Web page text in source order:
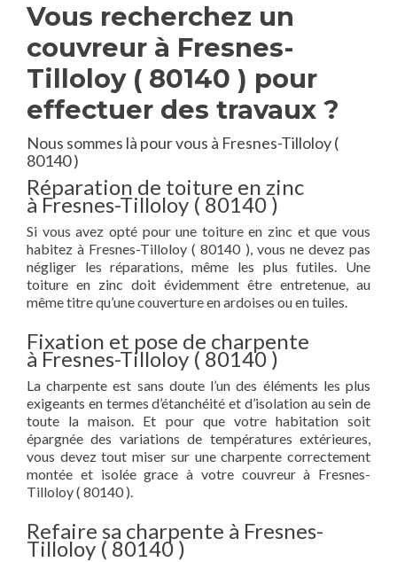
Vous recherchez un
couvreur à Fresnes-
Tilloloy ( 80140 ) pour
effectuer des travaux ?
Nous sommes là pour vous à Fresnes-Tilloloy (
80140 )
Réparation de toiture en zinc
à Fresnes-Tilloloy ( 80140 )
Si vous avez opté pour une toiture en zinc et que vous
habitez à Fresnes-Tilloloy ( 80140 ), vous ne devez pas
négliger les réparations, même les plus futiles. Une
toiture en zinc doit évidemment être entretenue, au
même titre qu’une couverture en ardoises ou en tuiles.
Fixation et pose de charpente
à Fresnes-Tilloloy ( 80140 )
La charpente est sans doute l’un des éléments les plus
exigeants en termes d’étanchéité et d’isolation au sein de
toute la maison. Et pour que votre habitation soit
épargnée des variations de températures extérieures,
vous devez tout miser sur une charpente correctement
montée et isolée grace à votre couvreur à Fresnes-
Tilloloy ( 80140 ).
Refaire sa charpente à Fresnes-
Tilloloy ( 80140 )